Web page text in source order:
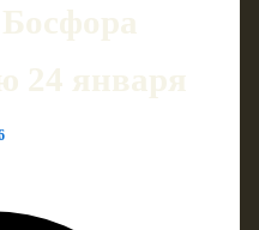
24 января